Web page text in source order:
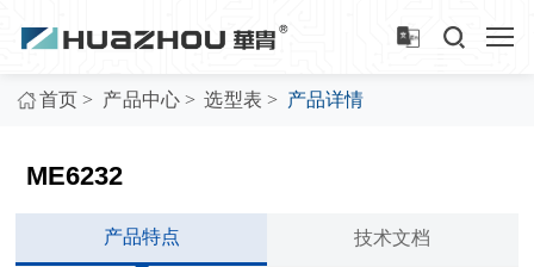
首页 > 产品中心 > 选型表 > 产品详情
ME6232
产品特点 技术文档